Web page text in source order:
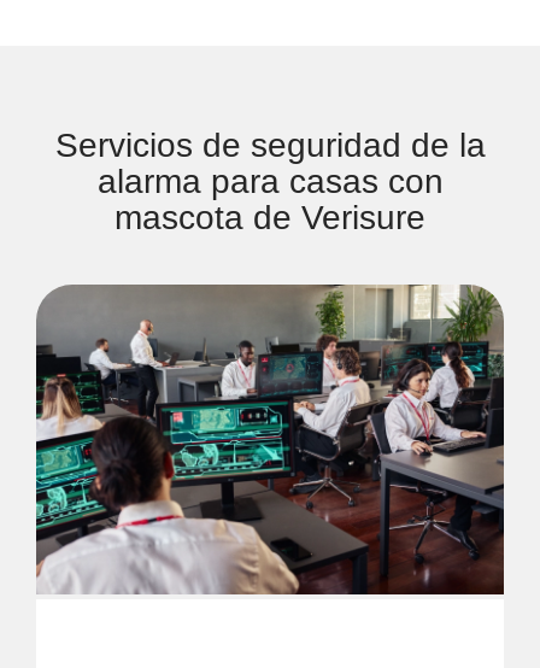
Servicios de seguridad de la
alarma para casas con
mascota de Verisure